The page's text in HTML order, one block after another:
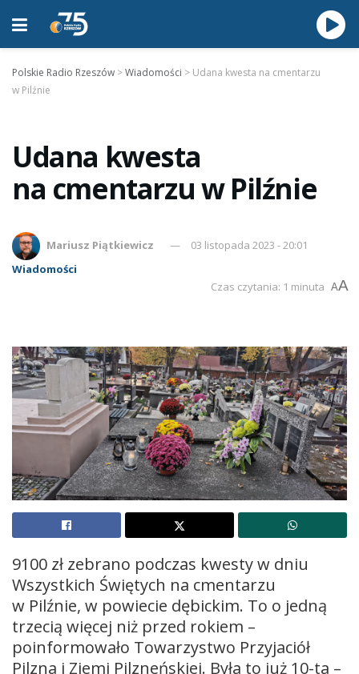
Polskie Radio Rzeszów >Wiadomości > Udana kwesta na cmentarzu
w Pilźnie
Udana kwesta
na cmentarzu w Pilźnie
Mariusz Piątkiewicz
03 listopada 2023 - 20:01
Wiadomości
Czas czytania: 1 minuta AA
9100 zł zebrano podczas kwesty w dniu
Wszystkich Świętych na cmentarzu
w Pilźnie, w powiecie dębickim. To o jedną
trzecią więcej niż przed rokiem –
poinformowało Towarzystwo Przyjaciół
Pilzna i Ziemi Pilzneńskiej. Była to już 10-ta –